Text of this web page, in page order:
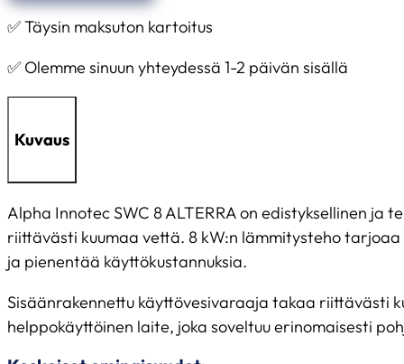
✅ Täysin maksuton kartoitus
✅ Olemme sinuun yhteydessä 1-2 päivän sisällä
Kuvaus
Alpha Innotec SWC 8 ALTERRA on edistyksellinen
riittävästi kuumaa vettä. 8 kW:n lämmitysteho
ja pienentää käyttökustannuksia.
Sisäänrakennettu käyttövesivaraaja takaa riittävästi
helppokäyttöinen laite, joka soveltuu erinomaisesti